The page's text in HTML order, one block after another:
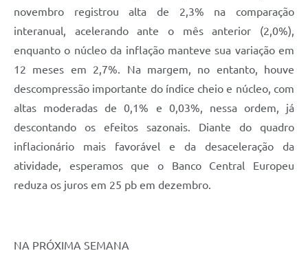
novembro registrou alta de 2,3% na comparação
interanual, acelerando ante o mês anterior (2,0%),
enquanto o núcleo da inflação manteve sua variação em
12 meses em 2,7%. Na margem, no entanto, houve
descompressão importante do índice cheio e núcleo, com
altas moderadas de 0,1% e 0,03%, nessa ordem, já
descontando os efeitos sazonais. Diante do quadro
inflacionário mais favorável e da desaceleração da
atividade, esperamos que o Banco Central Europeu
reduza os juros em 25 pb em dezembro.
NA PRÓXIMA SEMANA